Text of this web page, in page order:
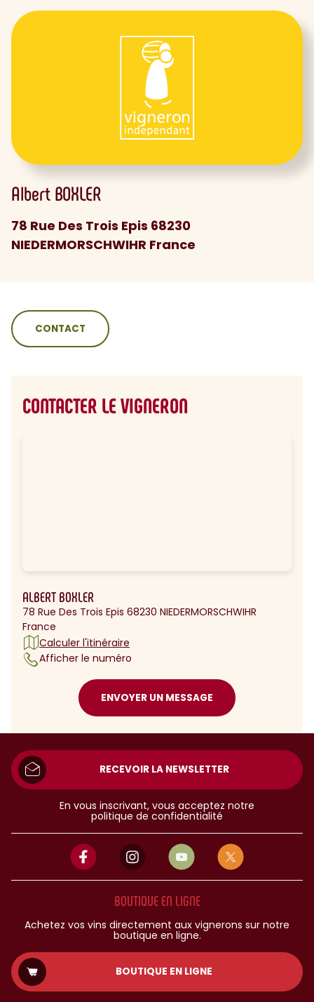
Albert BOXLER
78 Rue Des Trois Epis 68230
NIEDERMORSCHWIHR France
sommaire
CONTACT
CONTACTER LE VIGNERON
ALBERT BOXLER
78 Rue Des Trois Epis 68230 NIEDERMORSCHWIHR
France
Calculer l'itinéraire
Afficher le numéro
ENVOYER UN MESSAGE
RECEVOIR LA NEWSLETTER
En vous inscrivant, vous acceptez notre
politique de confidentialité
BOUTIQUE EN LIGNE
Achetez vos vins directement aux vignerons sur notre
boutique en ligne.
BOUTIQUE EN LIGNE